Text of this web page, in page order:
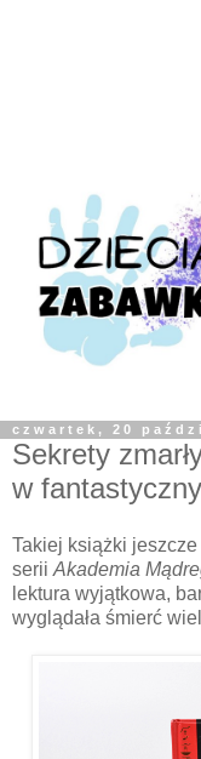
czwartek, 20
Sekrety
w
Takiej książki
serii Akademia
lektura wyjątkowa,
wyglądała śmierć